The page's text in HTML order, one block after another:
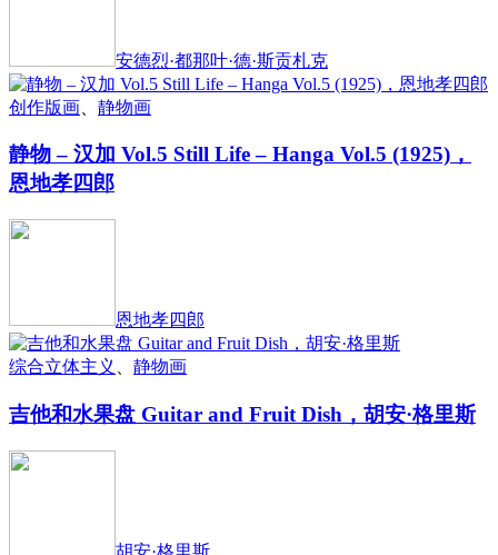
安德烈·都那叶·德·斯贡札克
创作版画 静物画
静物 – 汉加 Vol.5 Still Life – Hanga Vol.5 (1925)，
恩地孝四郎
恩地孝四郎
综合立体主义 静物画
吉他和水果盘 Guitar and Fruit Dish，胡安·格里斯
胡安·格里斯